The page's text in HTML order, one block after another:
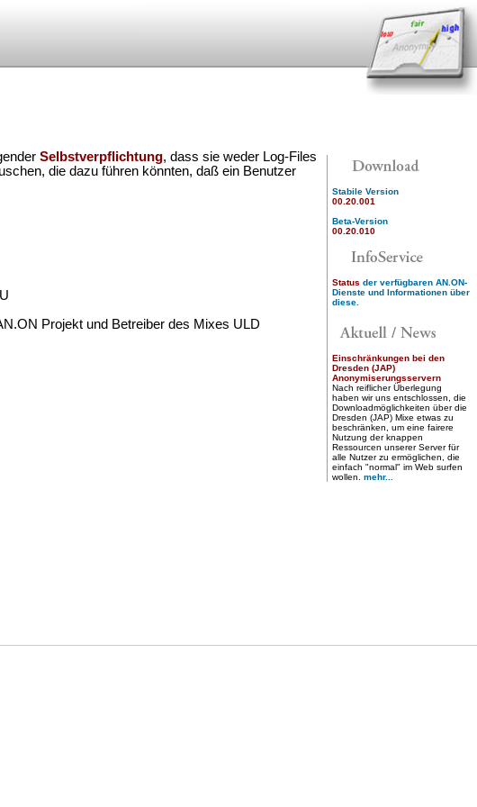
Selbstverpflichtung, dass sie weder Log-Files
die dazu führen könnten, daß ein Benutzer
Projekt und Betreiber des Mixes ULD
Stabile Version
00.20.001
Beta-Version
00.20.010
Status der verfügbaren AN.ON-
Dienste und Informationen über
diese.
Einschränkungen bei den
Dresden (JAP)
Anonymiserungsservern
Nach reiflicher Überlegung
haben wir uns entschlossen, die
Downloadmöglichkeiten über die
Dresden (JAP) Mixe etwas zu
beschränken, um eine fairere
Nutzung der knappen
Ressourcen unserer Server für
alle Nutzer zu ermöglichen, die
einfach "normal" im Web surfen
wollen. mehr...